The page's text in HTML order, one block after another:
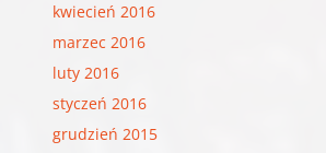
kwiecień 2016
marzec 2016
luty 2016
styczeń 2016
grudzień 2015